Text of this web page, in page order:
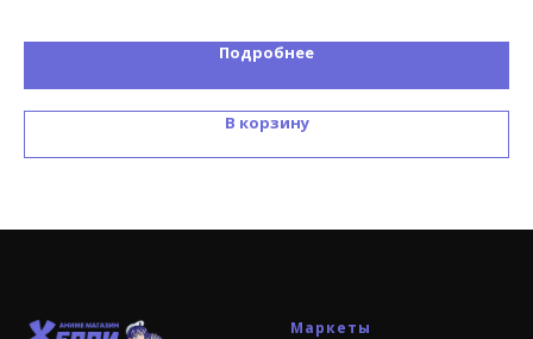
Подробнее
В корзину
Маркеты